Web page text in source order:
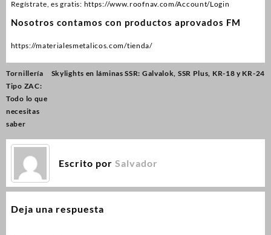
Regístrate, es gratis: https://www.roofnav.com/Account/Login
Nosotros contamos con productos aprovados FM
https://materialesmetalicos.com/tienda/
Tornillería
Tipo ZAC:
Todo lo que
necesitas
saber
Skylights en láminas SSR: Galvalok, SSR Plus, KR-18 y KR-24
Escrito por Salvador
Deja una respuesta